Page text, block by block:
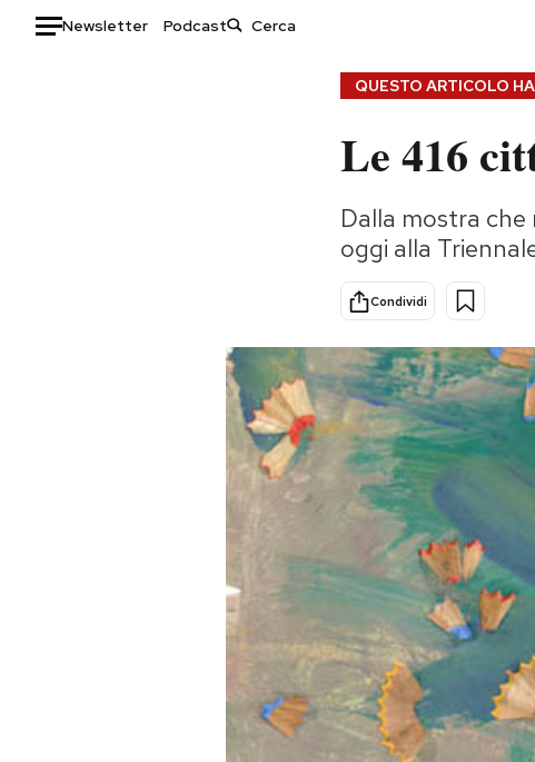
Newsletter Podcast
Consumismi
Storie/Idee
Ok Boomer!
Media
Europa
Altrecose
Mondiali calcio 2026
QUESTO ARTICOLO
Le 416
Dalla mostra che
oggi alla
Condividi